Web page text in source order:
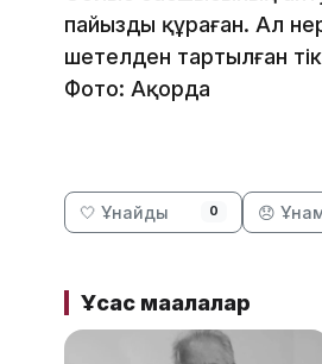
пайызды құраған. Ал
шетелден тартылған
Фото: Ақорда
🤍 Ұнайды 0 😞
Ұқсас мақалалар